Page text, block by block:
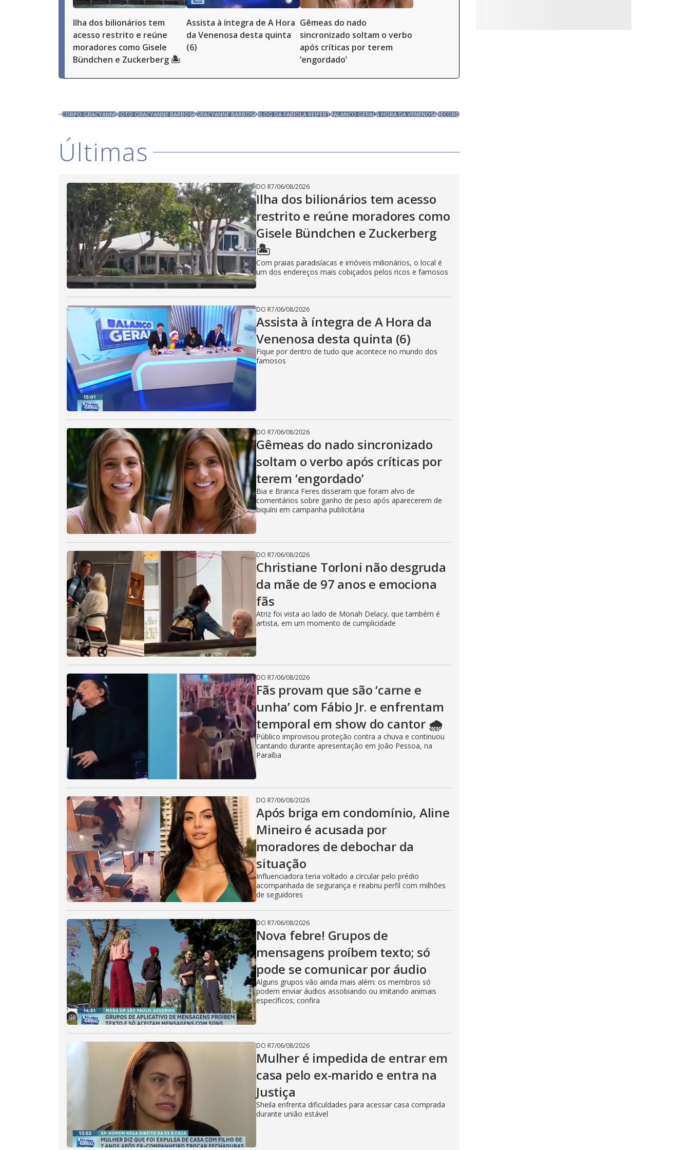
Ilha dos bilionários tem
acesso restrito e reúne
moradores como Gisele
Bündchen e Zuckerberg 🏝️
Assista à íntegra de A Hora
da Venenosa desta quinta
(6)
Gêmeas do nado
sincronizado soltam o verbo
após críticas por terem
‘engordado’
CORPO GRACYANNEFOTO GRACYANNE BARBOSAGRACYANNE BARBOSABLOG DA FABÍOLA REIPERTBALANCO GERALA HORA DA VENENOSARECORD
Últimas
DO R7/06/08/2026
Ilha dos bilionários tem acesso
restrito e reúne moradores como
Gisele Bündchen e Zuckerberg
🏝️
Com praias paradisíacas e imóveis milionários, o local é
um dos endereços mais cobiçados pelos ricos e famosos
DO R7/06/08/2026
Assista à íntegra de A Hora da
Venenosa desta quinta (6)
Fique por dentro de tudo que acontece no mundo dos
famosos
DO R7/06/08/2026
Gêmeas do nado sincronizado
soltam o verbo após críticas por
terem ‘engordado’
Bia e Branca Feres disseram que foram alvo de
comentários sobre ganho de peso após aparecerem de
biquíni em campanha publicitária
DO R7/06/08/2026
Christiane Torloni não desgruda
da mãe de 97 anos e emociona
fãs
Atriz foi vista ao lado de Monah Delacy, que também é
artista, em um momento de cumplicidade
DO R7/06/08/2026
Fãs provam que são ‘carne e
unha’ com Fábio Jr. e enfrentam
temporal em show do cantor 🌧️
Público improvisou proteção contra a chuva e continuou
cantando durante apresentação em João Pessoa, na
Paraíba
DO R7/06/08/2026
Após briga em condomínio, Aline
Mineiro é acusada por
moradores de debochar da
situação
Influenciadora teria voltado a circular pelo prédio
acompanhada de segurança e reabriu perfil com milhões
de seguidores
DO R7/06/08/2026
Nova febre! Grupos de
mensagens proíbem texto; só
pode se comunicar por áudio
Alguns grupos vão ainda mais além: os membros só
podem enviar áudios assobiando ou imitando animais
específicos; confira
DO R7/06/08/2026
Mulher é impedida de entrar em
casa pelo ex-marido e entra na
Justiça
Sheila enfrenta dificuldades para acessar casa comprada
durante união estável